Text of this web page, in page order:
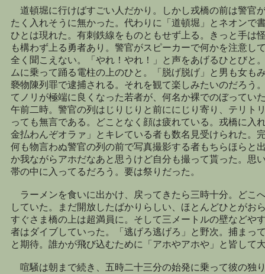
道頓堀に行けばすごい人だかり。しかし戎橋の前は警官
たく入れそうに無かった。代わりに「道頓堀」とネオンで
ひとは現れた。有刺鉄線をものともせず上る。きっと手は
も構わず上る勇者あり。警官がスピーカーで何かを注意し
全く聞こえない。「やれ！やれ！」と声をあげるひとびと
ムに乗って踊る電柱の上のひと。「脱げ脱げ」と男も女も
褻物陳列罪で逮捕される。それを観て楽しみたいのだろう
てノリが極端に良くなった若者が、何名か裸でのぼってい
午前二時。警官の列はじりじりと前ににじり寄り、テリト
っても無言である。どことなく顔は疲れている。戎橋に入
金払わんぞオラァ」とキレている者も数名見受けられた。
何も物言わぬ警官の列の前で写真撮影する者もちらほらと
か我ながらアホだなあと思うけど自分も撮って貰った。思
帯の中に入ってるだろう。要は祭りだった。
ラーメンを食いに出かけ、戻ってきたら三時十分。どこ
していた。まだ開放したばかりらしい、ほとんどひとがお
すぐさま橋の上は超満員に。そして三メートルの壁などや
者はダイブしていった。「逃げろ逃げろ」と野次。捕まっ
と期待。誰かが飛び込むために「アホやアホや」と皆して
喧騒は朝まで続き、五時二十三分の始発に乗って彼の独